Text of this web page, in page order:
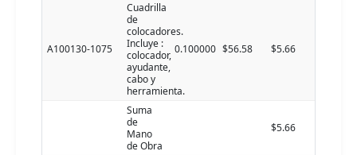
A100130-1075
Cuadrilla
de
colocadores.
Incluye :
colocador,
ayudante,
cabo y
herramienta.
0.100000 $56.58 $5.66
Suma
de
Mano
de Obra
$5.66